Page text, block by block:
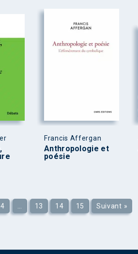
Francis Affergan
Anthropologie et
poésie
4 13 14 15 Suivant »